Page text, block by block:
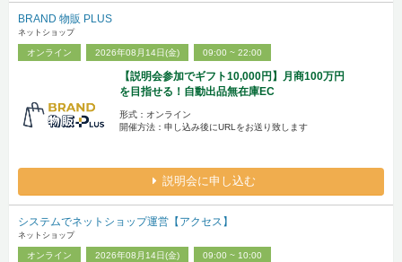
BRAND 物販 PLUS
ネットショップ
オンライン 2026年08月14日(金) 09:00 ~ 22:00
【説明会参加でギフト10,000円】月商100万円
を目指せる！自動出品無在庫EC
形式：オンライン
開催方法：申し込み後にURLをお送り致します
説明会に申し込む
システムでネットショップ運営【アクセス】
ネットショップ
オンライン 2026年08月14日(金) 09:00 ~ 10:00